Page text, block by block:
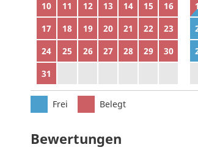
10
11 12 13 14 15
16
17
18 19 20 21 22
23
24
25 26 27 28 29
30
31
Frei Belegt
Bewertungen